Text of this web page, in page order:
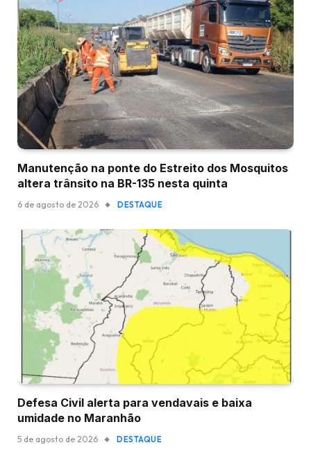
Manutenção na ponte do Estreito dos Mosquitos
altera trânsito na BR-135 nesta quinta
6 de agosto de 2026 DESTAQUE
Defesa Civil alerta para vendavais e baixa
umidade no Maranhão
5 de agosto de 2026 DESTAQUE